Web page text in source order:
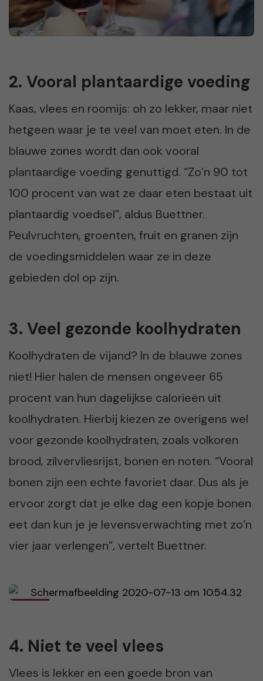
2. Vooral plantaardige voeding
Kaas, vlees en roomijs: oh zo lekker, maar niet
hetgeen waar je te veel van moet eten. In de
blauwe zones wordt dan ook vooral
plantaardige voeding genuttigd. “Zo’n 90 tot
100 procent van wat ze daar eten bestaat uit
plantaardig voedsel”, aldus Buettner.
Peulvruchten, groenten, fruit en granen zijn
de voedingsmiddelen waar ze in deze
gebieden dol op zijn.
3. Veel gezonde koolhydraten
Koolhydraten de vijand? In de blauwe zones
niet! Hier halen de mensen ongeveer 65
procent van hun dagelijkse calorieën uit
koolhydraten. Hierbij kiezen ze overigens wel
voor gezonde koolhydraten, zoals volkoren
brood, zilvervliesrijst, bonen en noten. “Vooral
bonen zijn een echte favoriet daar. Dus als je
ervoor zorgt dat je elke dag een kopje bonen
eet dan kun je je levensverwachting met zo’n
vier jaar verlengen”, vertelt Buettner.
4. Niet te veel vlees
Vlees is lekker en een goede bron van